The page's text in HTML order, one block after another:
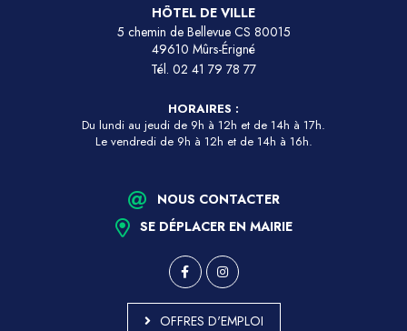
HÔTEL DE VILLE
5 chemin de Bellevue CS 80015
49610 Mûrs-Érigné
Tél. 02 41 79 78 77
HORAIRES :
Du lundi au jeudi de 9h à 12h et de 14h à 17h.
Le vendredi de 9h à 12h et de 14h à 16h.
NOUS CONTACTER
SE DÉPLACER EN MAIRIE
OFFRES D'EMPLOI